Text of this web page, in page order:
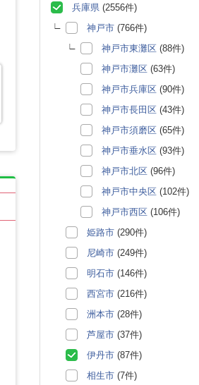
兵庫県 (2556件)
神戸市 (766件)
神戸市東灘区 (88件)
神戸市灘区 (63件)
神戸市兵庫区 (90件)
神戸市長田区 (43件)
神戸市須磨区 (65件)
神戸市垂水区 (93件)
神戸市北区 (96件)
神戸市中央区 (102件)
神戸市西区 (106件)
姫路市 (290件)
尼崎市 (249件)
明石市 (146件)
西宮市 (216件)
洲本市 (28件)
芦屋市 (37件)
伊丹市 (87件)
相生市 (7件)